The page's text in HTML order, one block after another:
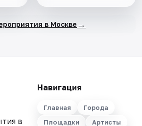
в Москве →
в
Навигация
Главная
Города
Площадки
Артисты